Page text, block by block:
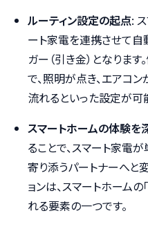
ルーティン設定の起点:
ート家電を連携させて自
ガー（引き金）となります
で、照明が点き、エアコ
流れるといった設定が可
スマートホームの体験を
ることで、スマート家電
寄り添うパートナーへと
ョンは、スマートホーム
れる要素の一つです。